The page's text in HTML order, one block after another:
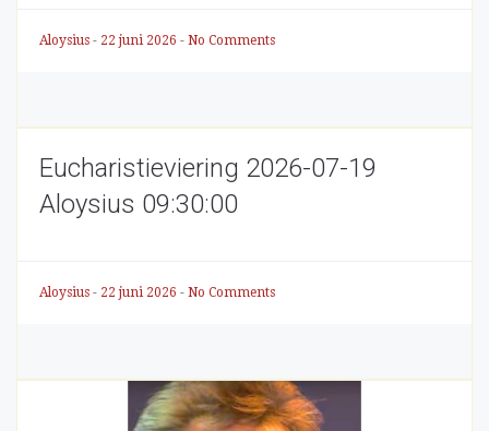
Aloysius - 22 juni 2026 - No Comments
Eucharistieviering 2026-07-19
Aloysius 09:30:00
Aloysius - 22 juni 2026 - No Comments